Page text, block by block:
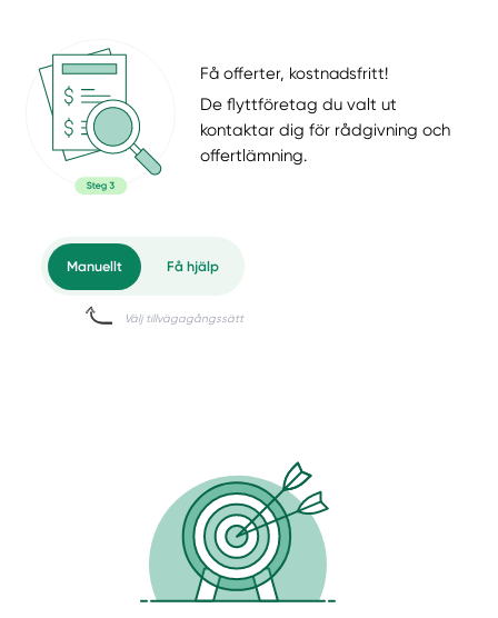
Få offerter, kostnadsfritt!
De flyttföretag du valt ut
kontaktar dig för rådgivning och
offertlämning.